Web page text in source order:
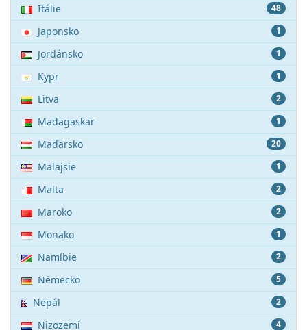
48
Itálie
1
Japonsko
1
Jordánsko
1
Kypr
2
Litva
1
Madagaskar
20
Maďarsko
1
Malajsie
2
Malta
2
Maroko
1
Monako
2
Namíbie
5
Německo
2
Nepál
4
Nizozemí